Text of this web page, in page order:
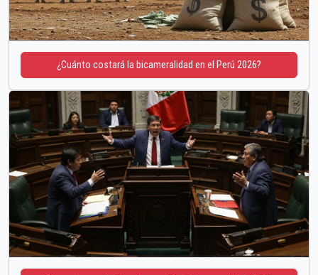
¿Cuánto costará la bicameralidad en el Perú 2026?